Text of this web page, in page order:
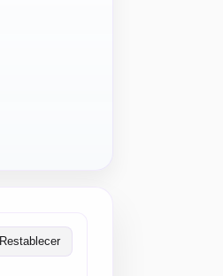
Restablecer